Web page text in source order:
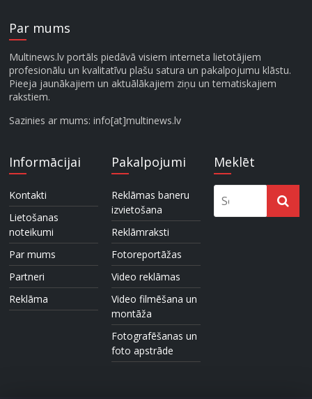
Par mums
Multinews.lv portāls piedāvā visiem interneta lietotājiem
profesionālu un kvalitatīvu plašu satura un pakalpojumu klāstu.
Pieeja jaunākajiem un aktuālākajiem ziņu un tematiskajiem
rakstiem.
Sazinies ar mums: info[at]multinews.lv
Informācijai
Kontakti
Lietošanas
noteikumi
Par mums
Partneri
Reklāma
Pakalpojumi
Reklāmas baneru
izvietošana
Reklāmraksti
Fotoreportāžas
Video reklāmas
Video filmēšana un
montāža
Fotografēšanas un
foto apstrāde
Meklēt